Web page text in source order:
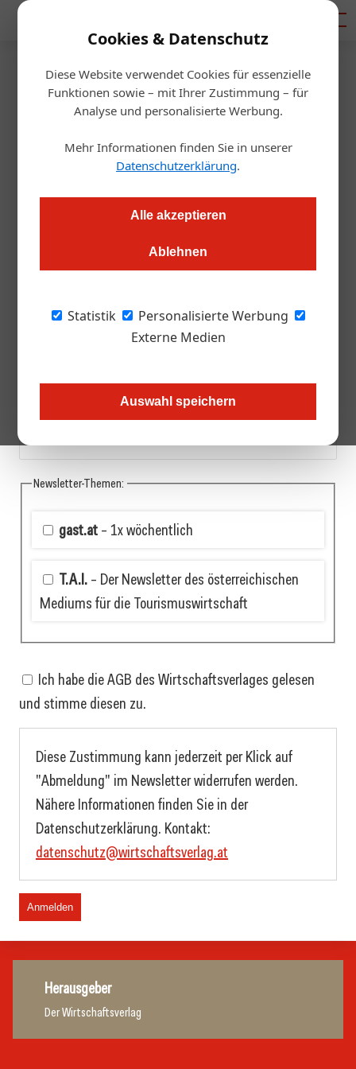
Cookies & Datenschutz
Diese Website verwendet Cookies für essenzielle
Funktionen sowie – mit Ihrer Zustimmung – für
Analyse und personalisierte Werbung.
Mehr Informationen finden Sie in unserer
Datenschutzerklärung.
Alle akzeptieren
Ablehnen
Statistik
Personalisierte Werbung
Externe Medien
Auswahl speichern
Homepage/Newsletter Anmeldung
Newsletter Anmeldung
Mann Divers
Keine Angabe
Vorname:
Nachname:
Newsletter-Themen:
gast.at– 1x wöchentlich
T.A.I.– Der Newsletter des österreichischen
Mediums für die Tourismuswirtschaft
Ich habe die AGB des Wirtschaftsverlages gelesen
und stimme diesen zu.
Diese Zustimmung kann jederzeit per Klick auf
"Abmeldung" im Newsletter widerrufen werden.
Nähere Informationen finden Sie in der
Datenschutzerklärung. Kontakt:
datenschutz@wirtschaftsverlag.at
Anmelden
Herausgeber
Der Wirtschaftsverlag